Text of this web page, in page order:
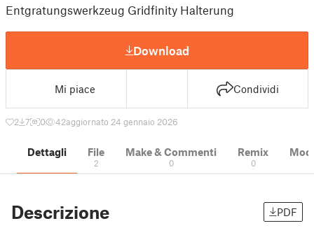
Entgratungswerkzeug Gridfinity Halterung
Download
Mi piace Condividi
2 7 0 42aggiornato 24 gennaio 2026
Dettagli File
2
Make & Commenti
0
Remix
0
Descrizione PDF